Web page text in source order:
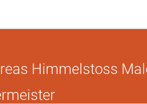
Himmelstoss